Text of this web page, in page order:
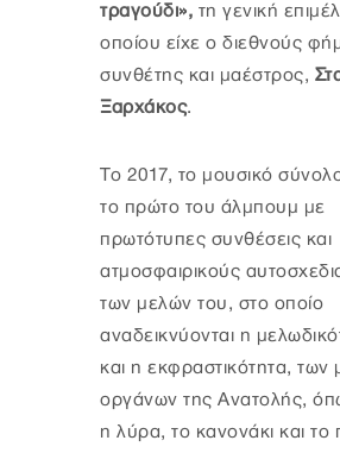
τραγούδι», τη γενική
οποίου είχε ο διεθνούς
συνθέτης και μαέστρος,
Ξαρχάκος.
Το 2017, το μουσικό
το πρώτο του άλμπουμ με
πρωτότυπες συνθέσεις και
ατμοσφαιρικούς
των μελών του, στο οποίο
αναδεικνύονται η
και η εκφραστικότητα, των
οργάνων της Ανατολής,
η λύρα, το κανονάκι και το